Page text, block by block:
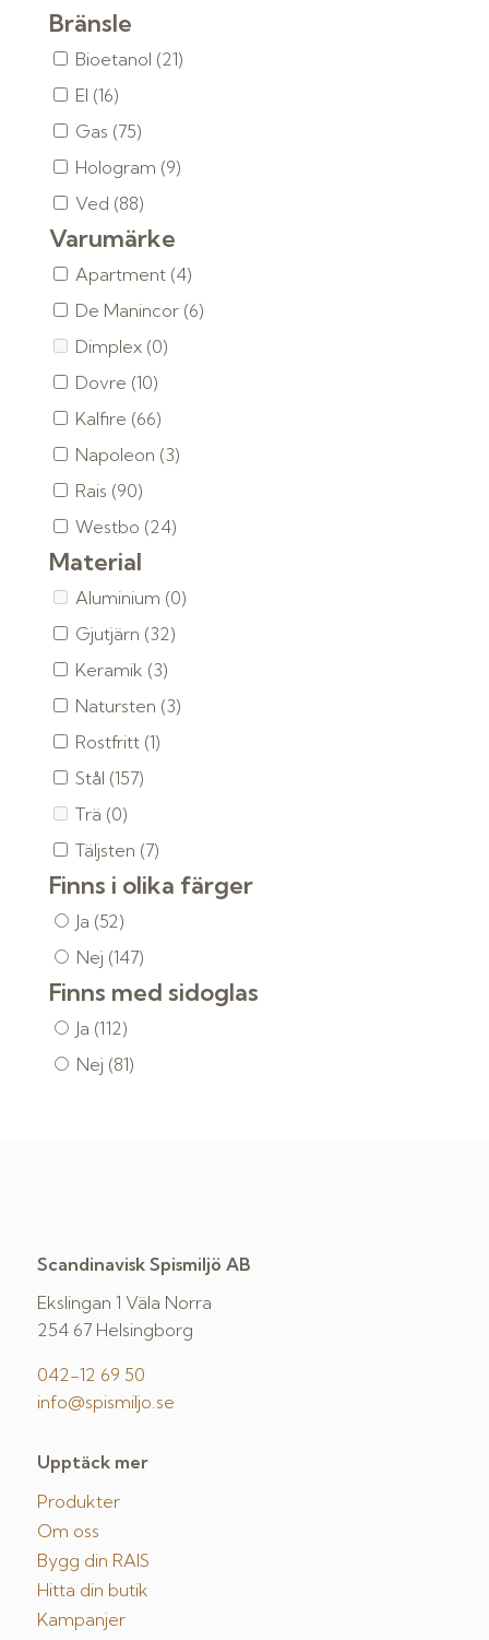
Bränsle
Bioetanol (21)
El (16)
Gas (75)
Hologram (9)
Ved (88)
Varumärke
Apartment (4)
De Manincor (6)
Dimplex (0)
Dovre (10)
Kalfire (66)
Napoleon (3)
Rais (90)
Westbo (24)
Material
Aluminium (0)
Gjutjärn (32)
Keramik (3)
Natursten (3)
Rostfritt (1)
Stål (157)
Trä (0)
Täljsten (7)
Finns i olika färger
Ja (52)
Nej (147)
Finns med sidoglas
Ja (112)
Nej (81)
Scandinavisk Spismiljö AB
Ekslingan 1 Väla Norra
254 67 Helsingborg
042-12 69 50
info@spismiljo.se
Upptäck mer
Produkter
Om oss
Bygg din RAIS
Hitta din butik
Kampanjer